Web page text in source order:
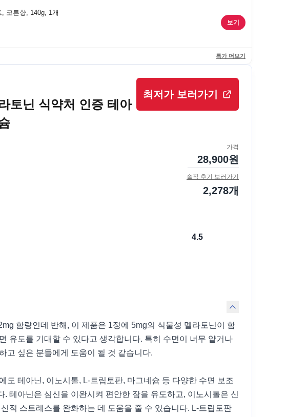
코튼향, 140g, 1개
보기
특가 더보기
토닌 식약처 인증 테아
최저가 보러가기
가격
28,900원
솔직 후기 보러가기
2,278개
4.5
함량인데 반해, 이 제품은 1정에 5mg의 식물성 멜라토닌이 함
유도를 기대할 수 있다고 생각합니다. 특히 수면이 너무 얕거나
고 싶은 분들에게 도움이 될 것 같습니다.
도 테아닌, 이노시톨, L-트립토판, 마그네슘 등 다양한 수면 보조
. 테아닌은 심신을 이완시켜 편안한 잠을 유도하고, 이노시톨은 신
적 스트레스를 완화하는 데 도움을 줄 수 있습니다. L-트립토판